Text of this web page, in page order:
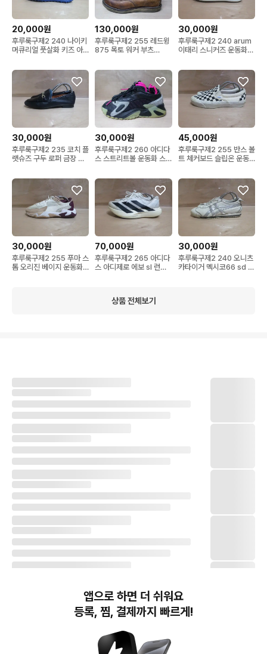
20,000원
후루룩구제2 240 나이키
머큐리얼 풋살화 키즈 아
130,000원
후루룩구제2 255 레드윙
875 목토 워커 부츠
30,000원
후루룩구제2 240 arum
이태리 스니커즈 운동화
30,000원
후루룩구제2 235 코치 플
랫슈즈 구두 로퍼 금장 블
30,000원
후루룩구제2 260 아디다
스 스트리트볼 운동화 스
45,000원
후루룩구제2 255 반스 볼
트 체커보드 슬립온 운동
30,000원
후루룩구제2 255 푸마 스
톰 오리진 베이지 운동화
70,000원
후루룩구제2 265 아디다
스 아디제로 에보 sl 런닝
30,000원
후루룩구제2 240 오니츠
카타이거 멕시코66 sd 화
상품 전체보기
앱으로 하면 더 쉬워요
등록, 찜, 결제까지 빠르게!